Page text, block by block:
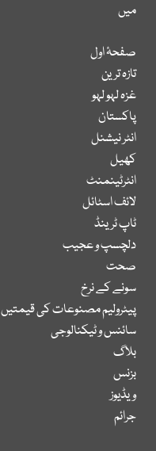
میں
صفحۂ اول
تازہ ترین
غزہ لہو لہو
پاکستان
انٹر نیشنل
کھیل
انٹرٹینمنٹ
لائف اسٹائل
ٹاپ ٹرینڈ
دلچسپ و عجیب
صحت
سونے کے نرخ
پیٹرولیم مصنوعات کی قیمتیں
سائنس و ٹیکنالوجی
بلاگ
بزنس
ویڈیوز
جرائم